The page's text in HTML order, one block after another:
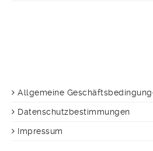
Allgemeine
Datenschutzbestimmungen
Impressum